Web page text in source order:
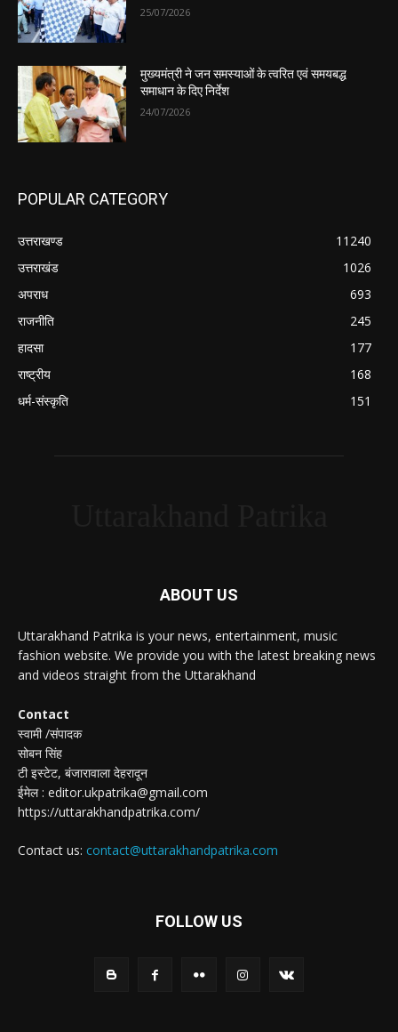
25/07/2026
मुख्यमंत्री ने जन समस्याओं के त्वरित एवं समयबद्ध
समाधान के दिए निर्देश
24/07/2026
POPULAR CATEGORY
उत्तराखण्ड
11240
उत्तराखंड
1026
अपराध
693
राजनीति
245
हादसा
177
राष्ट्रीय
168
धर्म-संस्कृति
151
ABOUT US
Uttarakhand Patrika is your news, entertainment, music
fashion website. We provide you with the latest breaking news
and videos straight from the Uttarakhand
Contact
स्वामी /संपादक
सोबन सिंह
टी इस्टेट, बंजारावाला देहरादून
ईमेल : editor.ukpatrika@gmail.com
https://uttarakhandpatrika.com/
Contact us: contact@uttarakhandpatrika.com
FOLLOW US